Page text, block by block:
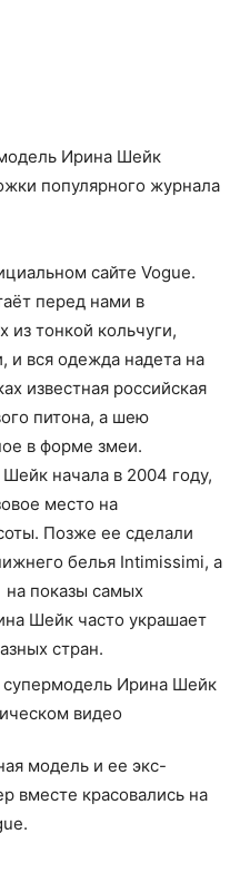
Ирина Шейк
популярного журнала
сайте Vogue.
перед нами в
из тонкой кольчуги,
и вся одежда надета на
известная российская
питона, а шею
в форме змеи.
начала в 2004 году,
место на
Позже ее сделали
белья Intimissimi, а
на показы самых
Шейк часто украшает
стран.
модель и ее экс-
вместе красовались на